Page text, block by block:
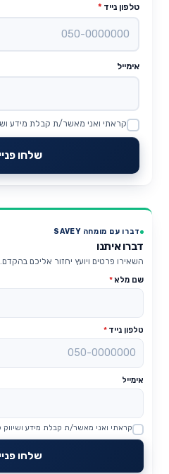
טלפון נייד *
אימייל
Website
קראתי ואני מאשר/ת קבלת מידע
שלחו
דברו עם מומחה SAVEY
דברו איתנו
השאירו פרטים ויועץ יחזור אליכם בהקדם.
שם מלא*
טלפון נייד *
אימייל
Website
קראתי ואני מאשר/ת קבלת מידע ושיווק
שלחו